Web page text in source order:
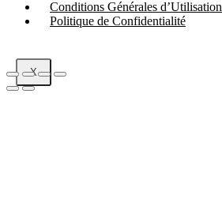
Conditions Générales d’Utilisation
Politique de Confidentialité
X